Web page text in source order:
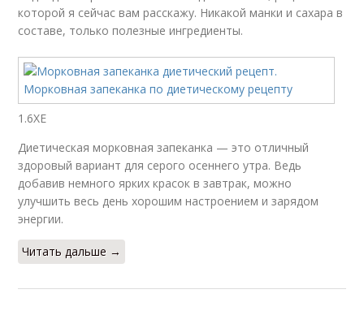
которой я сейчас вам расскажу. Никакой манки и сахара в
составе, только полезные ингредиенты.
1.6ХЕ
Диетическая морковная запеканка — это отличный
здоровый вариант для серого осеннего утра. Ведь
добавив немного ярких красок в завтрак, можно
улучшить весь день хорошим настроением и зарядом
энергии.
Читать дальше →